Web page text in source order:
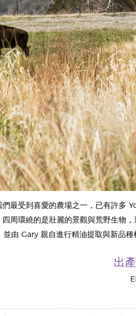
們最受到喜愛的農場之一，已有許多
四周環繞的是壯麗的景觀與荒野生物
由 Gary 親自進行精油提取與新品種
出